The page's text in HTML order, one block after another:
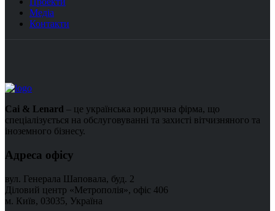
Медіа
Контакти
Cai & Lenard – це українська юридична фірма, що
спеціалізується на обслуговуванні та захисті вітчизняного та
іноземного бізнесу.
Адреса офісу
вул. Генерала Шаповала, буд. 2
Діловий центр «Метрополія», офіс 406
м. Київ, 03035, Україна